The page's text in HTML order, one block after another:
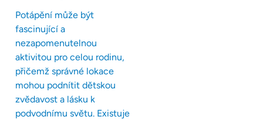
Potápění může být
fascinující a
nezapomenutelnou
aktivitou pro celou rodinu,
přičemž správné lokace
mohou podnítit dětskou
zvědavost a lásku k
podvodnímu světu. Existuje